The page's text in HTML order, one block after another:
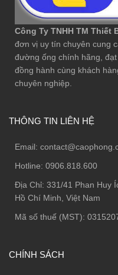
Công Ty TNHH TM Thiết
đơn vị uy tín chuyên cung
đường ống chính hãng,
đồng hành cùng khách
chuyên nghiệp.
THÔNG TIN LIÊN HỆ
Email:
Hotline: 0906.818.600
Địa Chỉ: 331/41 Phan Huy
Hồ Chí Minh, Việt Nam
Mã số thuế (MST):
CHÍNH SÁCH